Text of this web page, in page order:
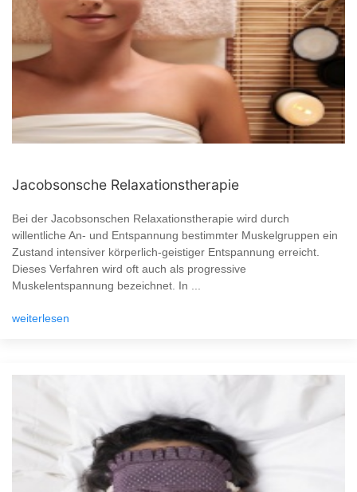
Jacobsonsche Relaxationstherapie
Bei der Jacobsonschen Relaxationstherapie wird durch
willentliche An- und Entspannung bestimmter Muskelgruppen ein
Zustand intensiver körperlich-geistiger Entspannung erreicht.
Dieses Verfahren wird oft auch als progressive
Muskelentspannung bezeichnet. In ...
weiterlesen